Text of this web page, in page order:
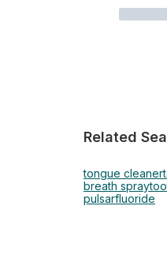
Related
tongue cleaner
breath spray
pulsarfluoride